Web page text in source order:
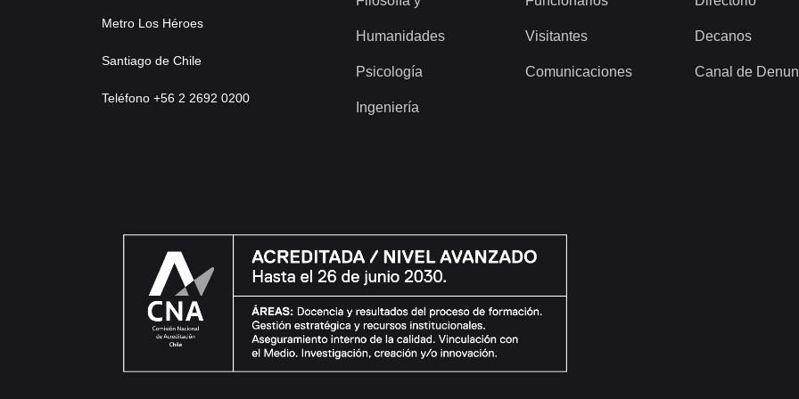
Metro Los Héroes
Santiago de Chile
Teléfono +56 2 2692 0200
Humanidades
Psicología
Ingeniería
Visitantes
Comunicaciones
Decanos
Canal de